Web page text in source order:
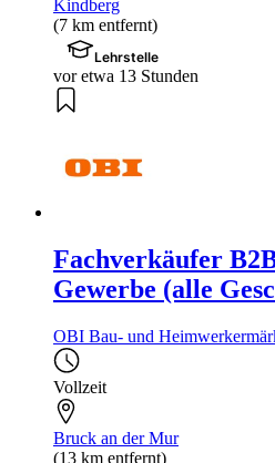
Kindberg
(7 km entfernt)
Lehrstelle
vor etwa 13 Stunden
Fachverkäufer
Gewerbe (alle
OBI Bau- und
Vollzeit
Bruck an der Mur
(13 km entfernt)